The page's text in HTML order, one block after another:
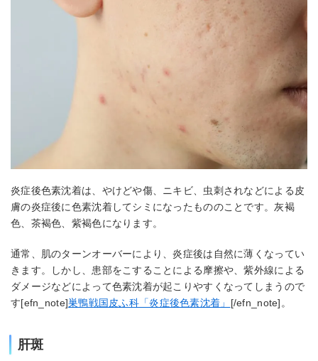
炎症後色素沈着は、やけどや傷、ニキビ、虫刺されなどによる皮
膚の炎症後に色素沈着してシミになったもののことです。灰褐
色、茶褐色、紫褐色になります。
通常、肌のターンオーバーにより、炎症後は自然に薄くなってい
きます。しかし、患部をこすることによる摩擦や、紫外線による
ダメージなどによって色素沈着が起こりやすくなってしまうので
す[efn_note]巣鴨戦国皮ふ科「炎症後色素沈着」 [/efn_note]。
肝斑